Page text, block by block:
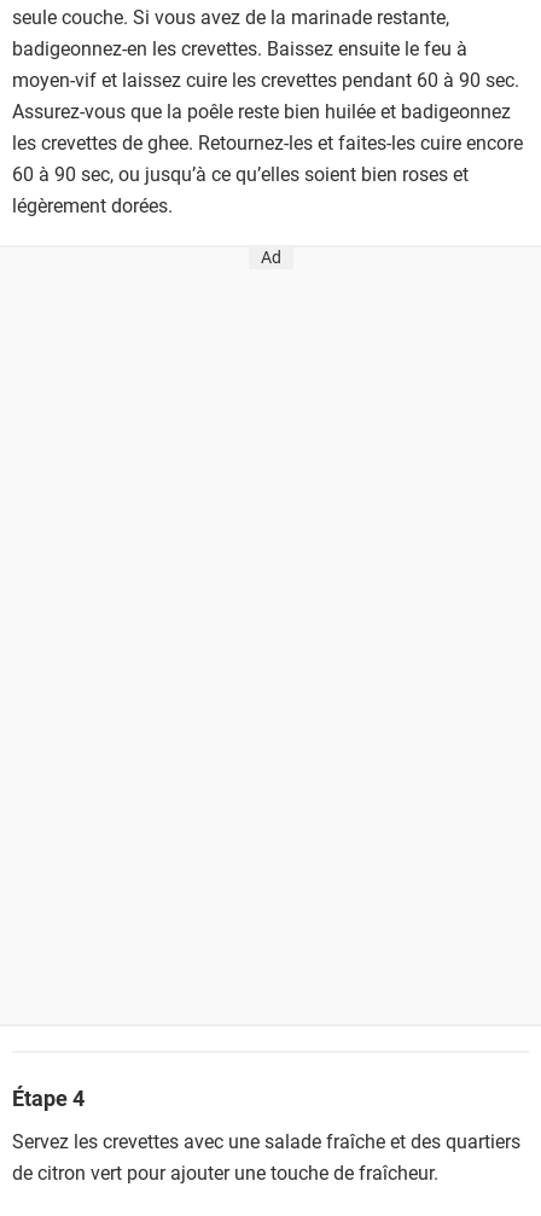
seule couche. Si vous avez de la marinade restante,
badigeonnez-en les crevettes. Baissez ensuite le feu à
moyen-vif et laissez cuire les crevettes pendant 60 à 90 sec.
Assurez-vous que la poêle reste bien huilée et badigeonnez
les crevettes de ghee. Retournez-les et faites-les cuire encore
60 à 90 sec, ou jusqu’à ce qu’elles soient bien roses et
légèrement dorées.
Ad
Étape 4
Servez les crevettes avec une salade fraîche et des quartiers
de citron vert pour ajouter une touche de fraîcheur.